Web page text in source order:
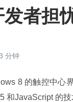
者担
分钟
8 的触控中心
和JavaScript 的